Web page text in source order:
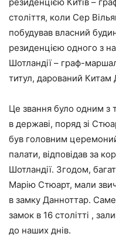
століття, коли Сер
побудував власний
резиденцією одного з
Шотландії – граф-
титул, дарований
Це звання було одним з
в державі, поряд зі
був головним
палати, відповідав за
Шотландії. Згодом,
Марію Стюарт, мали
в замку Данноттар.
замок в 16 столітті ,
до наших днів.